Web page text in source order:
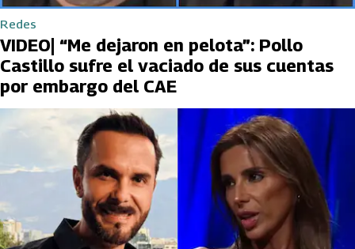
Redes
VIDEO| “Me dejaron en pelota”: Pollo
Castillo sufre el vaciado de sus cuentas
por embargo del CAE